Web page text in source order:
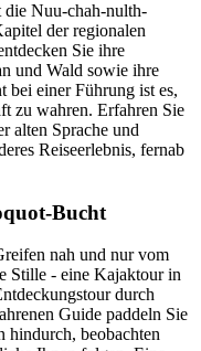
Nuu-chah-nulth-
der regionalen
Sie ihre
und Wald sowie ihre
bei einer Führung ist es,
zu wahren. Erfahren Sie
alten Sprache und
Reiseerlebnis, fernab
Bucht
nah und nur vom
Stille - eine Kajaktour in
durch
Guide paddeln Sie
hindurch, beobachten